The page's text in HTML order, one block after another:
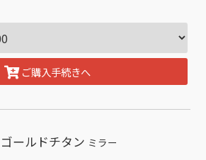
ご購入手続きへ
ゴールドチタン ミラー